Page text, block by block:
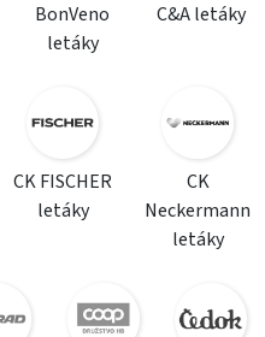
BonVeno
letáky
C&A letáky
CK FISCHER
letáky
CK
Neckermann
letáky